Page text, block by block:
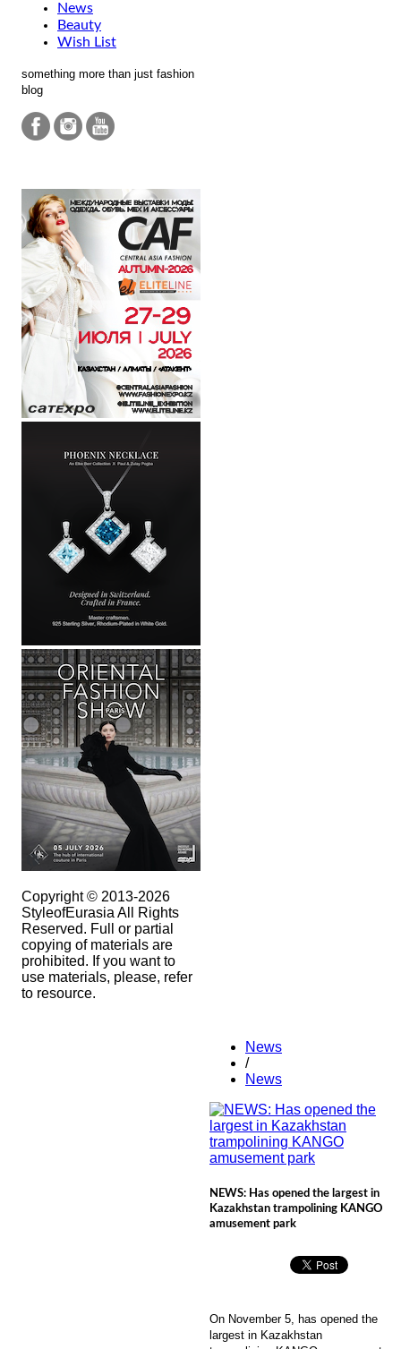
News
Beauty
Wish List
something more than just fashion
blog
Copyright © 2013-2026
StyleofEurasia All Rights
Reserved. Full or partial
copying of materials are
prohibited. If you want to
use materials, please, refer
to resource.
News
/
News
NEWS: Has opened the largest in
Kazakhstan trampolining KANGO
amusement park
On November 5, has opened the
largest in Kazakhstan